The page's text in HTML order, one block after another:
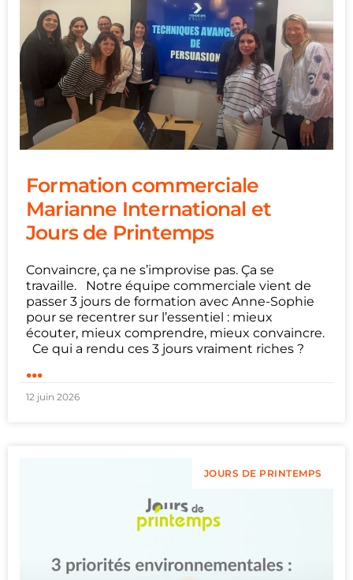
Formation commerciale
Marianne International et
Jours de Printemps
Convaincre, ça ne s’improvise pas. Ça se
travaille. Notre équipe commerciale vient de
passer 3 jours de formation avec Anne-Sophie
pour se recentrer sur l’essentiel : mieux
écouter, mieux comprendre, mieux convaincre.
Ce qui a rendu ces 3 jours vraiment riches ?
...
12 juin 2026
JOURS DE PRINTEMPS